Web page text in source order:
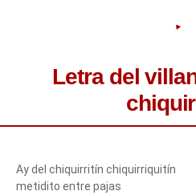
Letra del
Ay del chiquirritín chiquirriquitín
metidito entre pajas